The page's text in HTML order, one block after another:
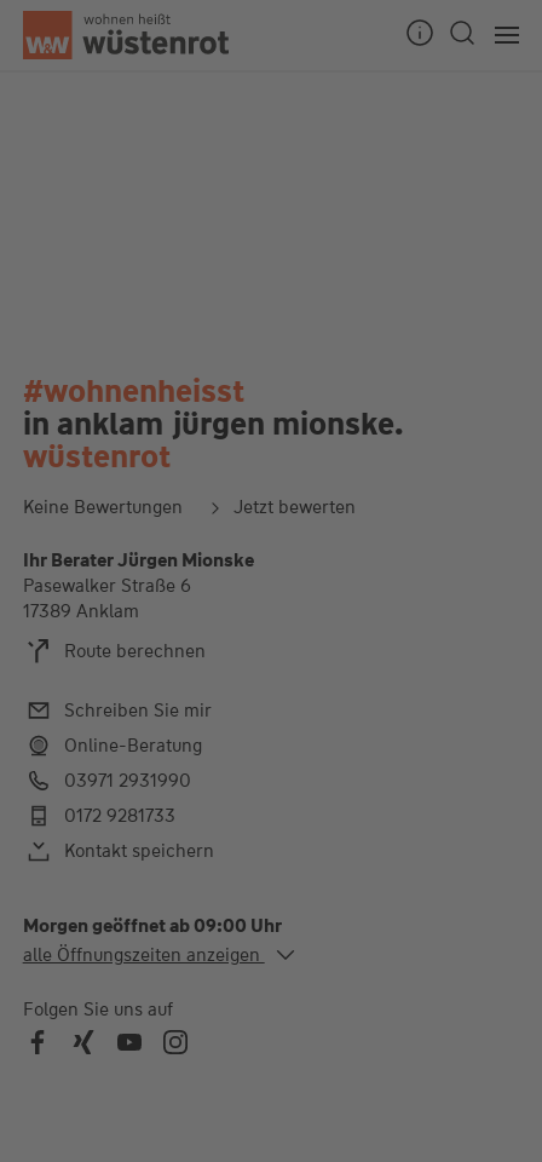
#wohnenheisst
in anklam jürgen mionske.
wüstenrot
Keine Bewertungen Jetzt bewerten
Ihr Berater Jürgen Mionske
Pasewalker Straße 6
17389 Anklam
Route berechnen
Schreiben Sie mir
Online-Beratung
03971 2931990
0172 9281733
Kontakt speichern
Morgen geöffnet ab 09:00 Uhr
Alle Öffnungszeiten
Fr.
Außerhalb der Öffnungszeiten gerne nach persönlicher
alle Öffnungszeiten anzeigen
Folgen Sie uns auf